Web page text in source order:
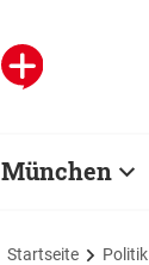
München
Startseite Politik